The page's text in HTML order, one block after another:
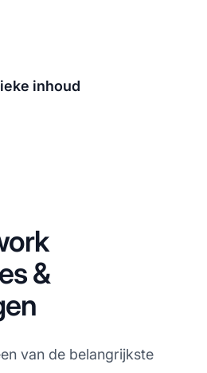
inhoud
&
van de belangrijkste